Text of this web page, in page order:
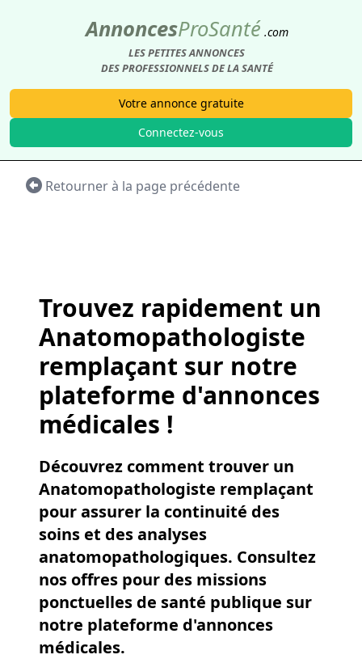
AnnoncesProSanté .com
LES PETITES ANNONCES
DES PROFESSIONNELS DE LA SANTÉ
Votre annonce gratuite
Connectez-vous
Retourner à la page précédente
Trouvez rapidement un
Anatomopathologiste
remplaçant sur notre
plateforme d'annonces
médicales !
Découvrez comment trouver un
Anatomopathologiste remplaçant
pour assurer la continuité des
soins et des analyses
anatomopathologiques. Consultez
nos offres pour des missions
ponctuelles de santé publique sur
notre plateforme d'annonces
médicales.